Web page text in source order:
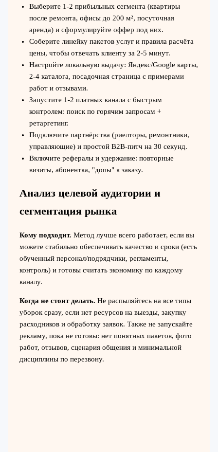
Выберите 1-2 прибыльных сегмента (квартиры
после ремонта, офисы до 200 м², посуточная
аренда) и сформулируйте оффер под них.
Соберите линейку пакетов услуг и правила расчёта
цены, чтобы отвечать клиенту за 2-5 минут.
Настройте локальную выдачу: Яндекс/Google карты,
2-4 каталога, посадочная страница с примерами
работ и отзывами.
Запустите 1-2 платных канала с быстрым
контролем: поиск по горячим запросам +
ретаргетинг.
Подключите партнёрства (риелторы, ремонтники,
управляющие) и простой B2B-питч на 30 секунд.
Включите рефералы и удержание: повторные
визиты, абонентка, "допы" к заказу.
Анализ целевой аудитории и
сегментация рынка
Кому подходит. Метод лучше всего работает, если вы
можете стабильно обеспечивать качество и сроки (есть
обученный персонал/подрядчики, регламенты,
контроль) и готовы считать экономику по каждому
каналу.
Когда не стоит делать. Не распыляйтесь на все типы
уборок сразу, если нет ресурсов на выезды, закупку
расходников и обработку заявок. Также не запускайте
рекламу, пока не готовы: нет понятных пакетов, фото
работ, отзывов, сценария общения и минимальной
дисциплины по перезвону.